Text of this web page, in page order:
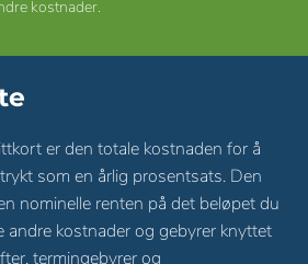
kostnader.
er den totale kostnaden for å
som en årlig prosentsats. Den
nominelle renten på det beløpet du
andre kostnader og gebyrer knyttet
termingebyrer og